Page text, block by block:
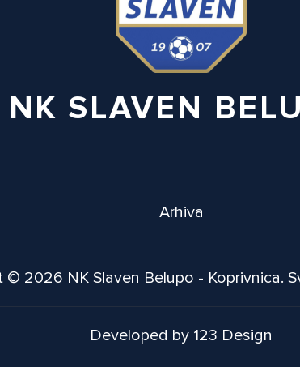
NK SLAVEN
Arhiva
© 2026 NK Slaven Belupo - Koprivnica.
Developed by 123 Design